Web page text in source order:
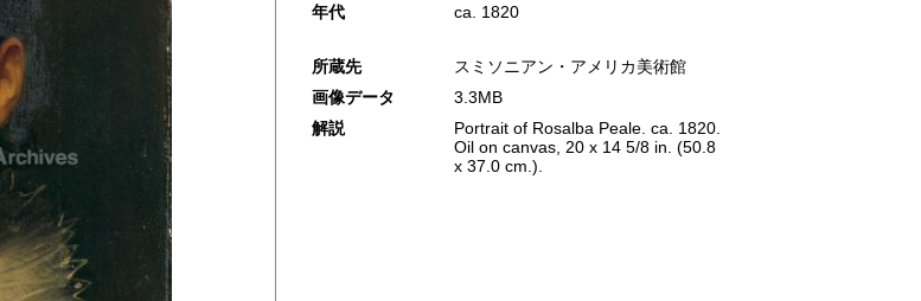
年代 ca. 1820
所蔵先
スミソニアン・アメリカ美術館
画像データ
3.3MB
解説
Portrait of Rosalba Peale. ca. 1820.
Oil on canvas, 20 x 14 5/8 in. (50.8
x 37.0 cm.).